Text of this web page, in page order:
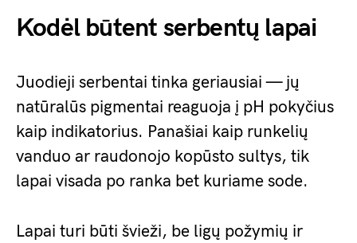
Kodėl būtent serbentų lapai
Juodieji serbentai tinka geriausiai — jų
natūralūs pigmentai reaguoja į pH pokyčius
kaip indikatorius. Panašiai kaip runkelių
vanduo ar raudonojo kopūsto sultys, tik
lapai visada po ranka bet kuriame sode.
Lapai turi būti švieži, be ligų požymių ir